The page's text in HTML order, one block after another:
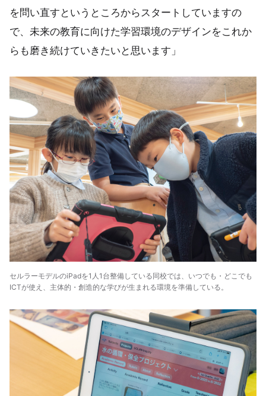
を問い直すというところからスタートしていますの
で、未来の教育に向けた学習環境のデザインをこれか
らも磨き続けていきたいと思います」
セルラーモデルのiPadを1人1台整備している同校では、いつでも・どこでも
ICTが使え、主体的・創造的な学びが生まれる環境を準備している。